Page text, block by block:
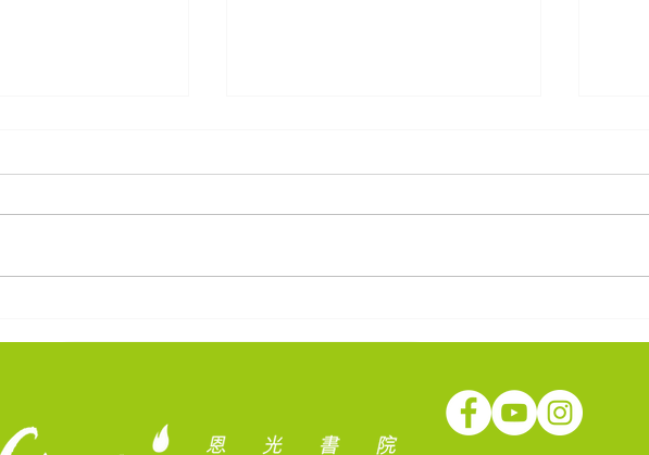
祝賀恩光書院成立五周年
一